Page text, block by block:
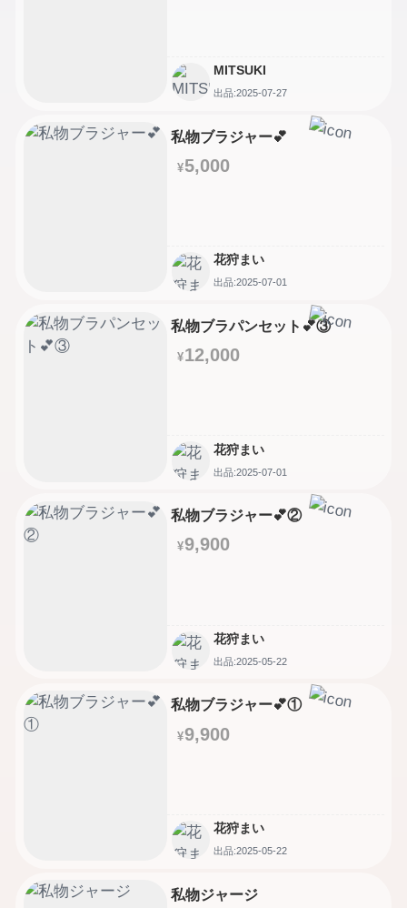
MITSUKI
出品:2025-07-27
私物ブラジャー💕
¥5,000
花狩まい
出品:2025-07-01
私物ブラパンセット💕③
¥12,000
花狩まい
出品:2025-07-01
私物ブラジャー💕②
¥9,900
花狩まい
出品:2025-05-22
私物ブラジャー💕①
¥9,900
花狩まい
出品:2025-05-22
私物ジャージ